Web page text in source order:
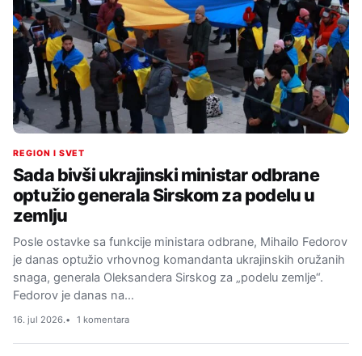
REGION I SVET
Sada bivši ukrajinski ministar odbrane
optužio generala Sirskom za podelu u
zemlju
Posle ostavke sa funkcije ministara odbrane, Mihailo Fedorov
je danas optužio vrhovnog komandanta ukrajinskih oružanih
snaga, generala Oleksandera Sirskog za „podelu zemlje“.
Fedorov je danas na…
16. jul 2026. 1 komentara